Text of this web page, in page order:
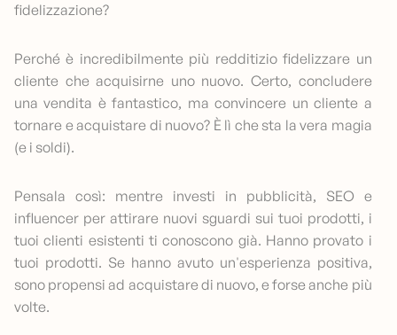
fidelizzazione?
Perché è incredibilmente più redditizio fidelizzare un
cliente che acquisirne uno nuovo. Certo, concludere
una vendita è fantastico, ma convincere un cliente a
tornare e acquistare di nuovo? È lì che sta la vera magia
(e i soldi).
Pensala così: mentre investi in pubblicità, SEO e
influencer per attirare nuovi sguardi sui tuoi prodotti, i
tuoi clienti esistenti ti conoscono già. Hanno provato i
tuoi prodotti. Se hanno avuto un'esperienza positiva,
sono propensi ad acquistare di nuovo, e forse anche più
volte.